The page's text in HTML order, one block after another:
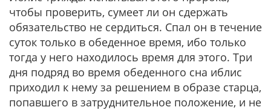
чтобы проверить, сумеет ли он сдержать
обязательство не сердиться. Спал он в течение
суток только в обеденное время, ибо только
тогда у него находилось время для этого. Три
дня подряд во время обеденного сна иблис
приходил к нему за решением в образе старца,
попавшего в затруднительное положение, и не